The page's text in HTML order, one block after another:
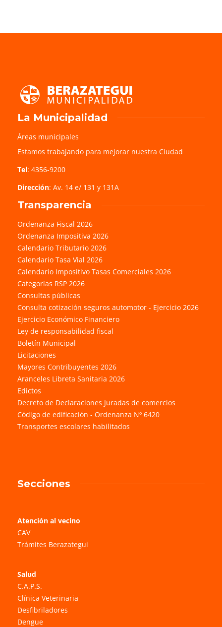
La Municipalidad
Áreas municipales
Estamos trabajando para mejorar nuestra Ciudad
Tel: 4356-9200
Dirección: Av. 14 e/ 131 y 131A
Transparencia
Ordenanza Fiscal 2026
Ordenanza Impositiva 2026
Calendario Tributario 2026
Calendario Tasa Vial 2026
Calendario Impositivo Tasas Comerciales 2026
Categorías RSP 2026
Consultas públicas
Consulta cotización seguros automotor - Ejercicio 2026
Ejercicio Económico Financiero
Ley de responsabilidad fiscal
Boletín Municipal
Licitaciones
Mayores Contribuyentes 2026
Aranceles Libreta Sanitaria 2026
Edictos
Decreto de Declaraciones Juradas de comercios
Código de edificación - Ordenanza Nº 6420
Transportes escolares habilitados
Secciones
Atención al vecino
CAV
Trámites Berazategui
Salud
C.A.P.S.
Clínica Veterinaria
Desfibriladores
Dengue